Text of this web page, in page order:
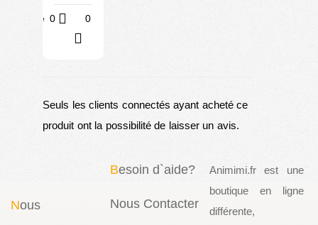
Utile 0 0
Seuls les clients connectés ayant acheté ce
produit ont la possibilité de laisser un avis.
Nous
Besoin d`aide?
Nous Contacter
Animimi.fr est une
boutique en ligne
différente,